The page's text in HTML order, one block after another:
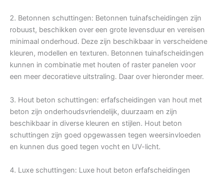
2. Betonnen schuttingen: Betonnen tuinafscheidingen zijn
robuust, beschikken over een grote levensduur en vereisen
minimaal onderhoud. Deze zijn beschikbaar in verscheidene
kleuren, modellen en texturen. Betonnen tuinafscheidingen
kunnen in combinatie met houten of raster panelen voor
een meer decoratieve uitstraling. Daar over hieronder meer.
3. Hout beton schuttingen: erfafscheidingen van hout met
beton zijn onderhoudsvriendelijk, duurzaam en zijn
beschikbaar in diverse kleuren en stijlen. Hout beton
schuttingen zijn goed opgewassen tegen weersinvloeden
en kunnen dus goed tegen vocht en UV-licht.
4. Luxe schuttingen: Luxe hout beton erfafscheidingen